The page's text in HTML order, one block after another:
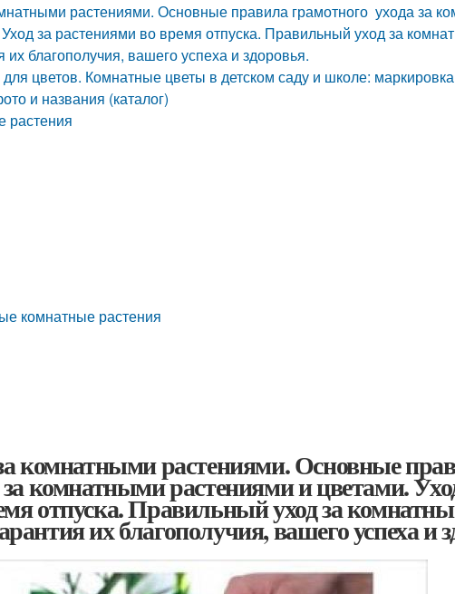
растениями. Основные правила грамотного ухода за
за растениями во время отпуска. Правильный уход за
благополучия, вашего успеха и здоровья.
цветов. Комнатные цветы в детском саду и школе: маркировка
и названия (каталог)
растения
комнатные растения
комнатными растениями. Основные
комнатными растениями и цветами.
отпуска. Правильный уход за
их благополучия, вашего успеха и